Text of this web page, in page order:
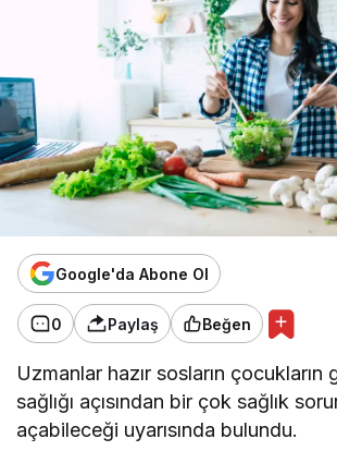
Google'da Abone Ol
0 Paylaş Beğen
Uzmanlar hazır sosların çocukların
sağlığı açısından bir çok sağlık
açabileceği uyarısında bulundu.